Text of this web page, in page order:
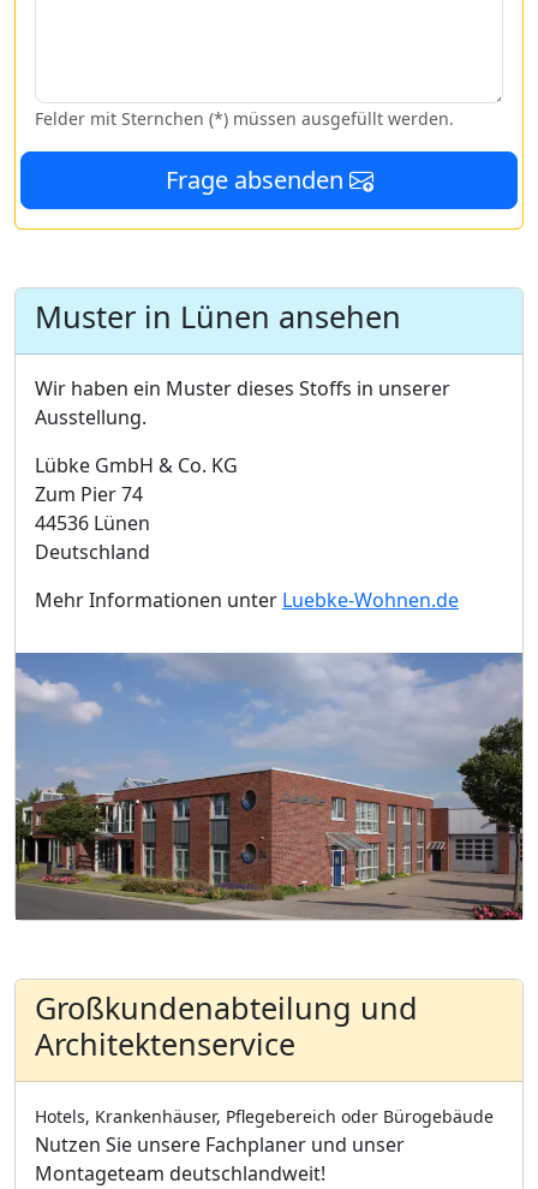
Felder mit Sternchen (*) müssen ausgefüllt werden.
Frage absenden
Muster in Lünen ansehen
Wir haben ein Muster dieses Stoffs in unserer
Ausstellung.
Lübke GmbH & Co. KG
Zum Pier 74
44536 Lünen
Deutschland
Mehr Informationen unter Luebke-Wohnen.de
Großkundenabteilung und
Architektenservice
Hotels, Krankenhäuser, Pflegebereich oder Bürogebäude
Nutzen Sie unsere Fachplaner und unser
Montageteam deutschlandweit!